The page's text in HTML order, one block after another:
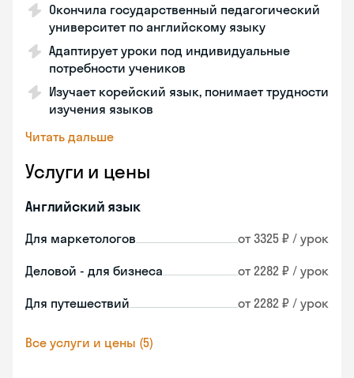
Окончила государственный педагогический
университет по английскому языку
Адаптирует уроки под индивидуальные
потребности учеников
Изучает корейский язык, понимает трудности
изучения языков
Читать дальше
Услуги и цены
Английский язык
Для маркетологов от 3325 ₽ / урок
Деловой - для бизнеса от 2282 ₽ / урок
Для путешествий от 2282 ₽ / урок
Все услуги и цены (5)